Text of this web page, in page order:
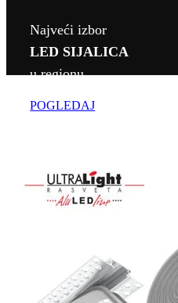
Najveći izbor
LED SIJALICA
u regionu
POGLEDAJ